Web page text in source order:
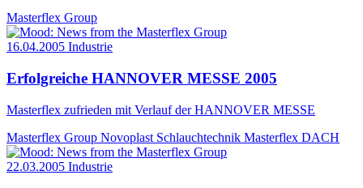
Masterflex Group
16.04.2005 Industrie
Erfolgreiche HANNOVER MESSE 2005
Masterflex zufrieden mit Verlauf der HANNOVER MESSE
Masterflex Group Novoplast Schlauchtechnik Masterflex DACH
22.03.2005 Industrie